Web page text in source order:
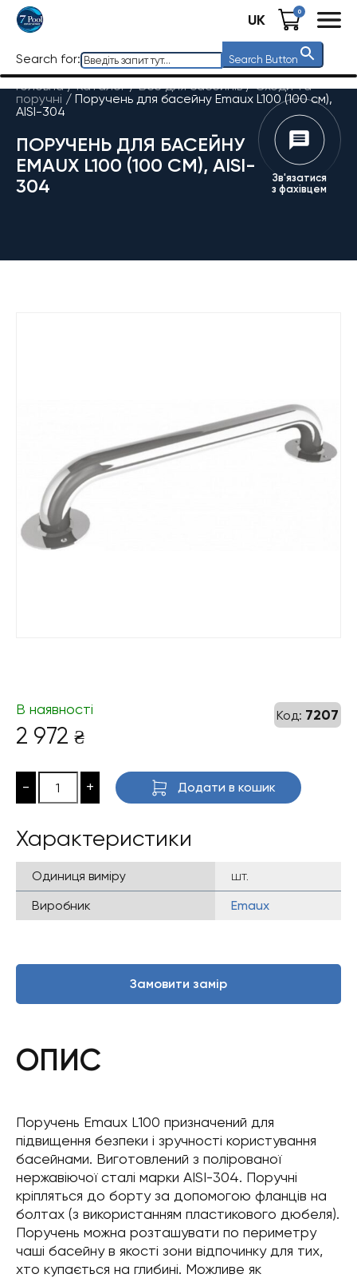
UK 0
Search for: Search Button
Головна / Каталог/Все для басейнів/Сходи та
поручні / Поручень для басейну Emaux L100 (100 см),
AISI-304
ПОРУЧЕНЬ ДЛЯ БАСЕЙНУ
EMAUX L100 (100 СМ), AISI-
304
Зв'язатися
з фахівцем
Код: 7207
В наявності
2 972 ₴
- + Додати в кошик
Характеристики
Одиниця виміру
шт.
Виробник
Emaux
Замовити замір
ОПИС
Поручень Emaux L100 призначений для
підвищення безпеки і зручності користування
басейнами. Виготовлений з полірованої
нержавіючої сталі марки AISI-304. Поручні
кріпляться до борту за допомогою фланців на
болтах (з використанням пластикового дюбеля).
Поручень можна розташувати по периметру
чаші басейну в якості зони відпочинку для тих,
хто купається на глибині. Можливе як